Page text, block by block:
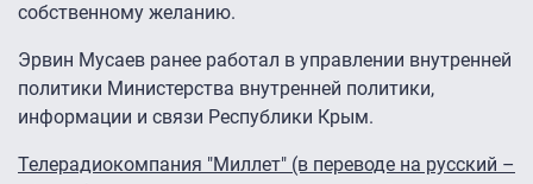
собственному желанию.
Эрвин Мусаев ранее работал в управлении внутренней
политики Министерства внутренней политики,
информации и связи Республики Крым.
Телерадиокомпания "Миллет" (в переводе на русский –